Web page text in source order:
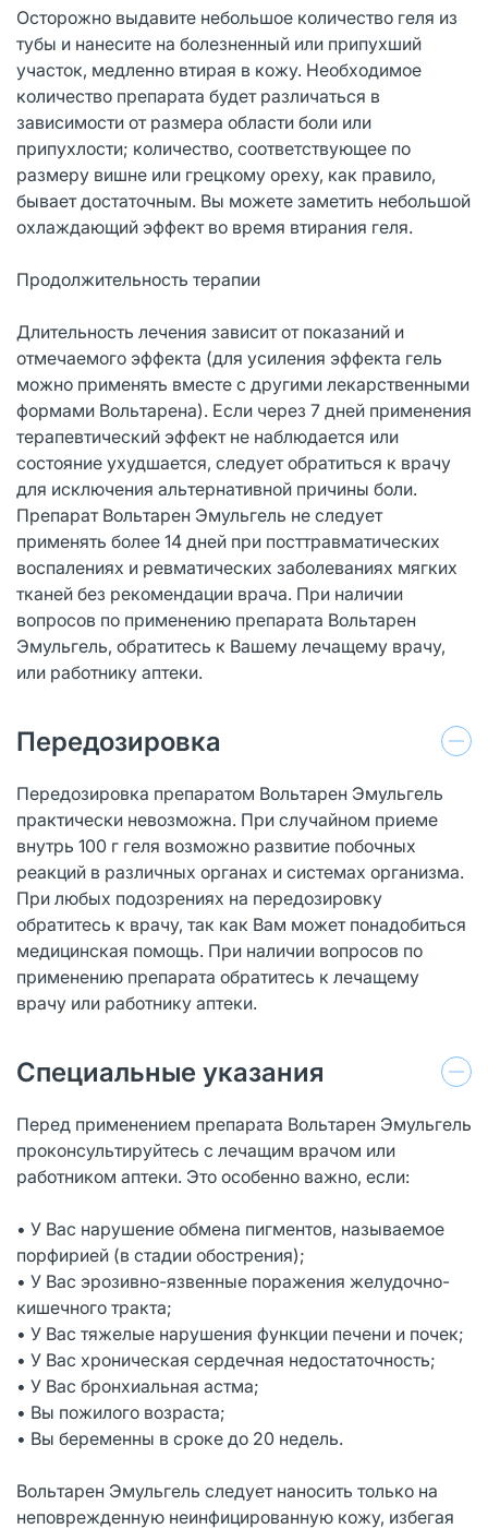
Осторожно выдавите небольшое количество геля из
тубы и нанесите на болезненный или припухший
участок, медленно втирая в кожу. Необходимое
количество препарата будет различаться в
зависимости от размера области боли или
припухлости; количество, соответствующее по
размеру вишне или грецкому ореху, как правило,
бывает достаточным. Вы можете заметить небольшой
охлаждающий эффект во время втирания геля.
Продолжительность терапии
Длительность лечения зависит от показаний и
отмечаемого эффекта (для усиления эффекта гель
можно применять вместе с другими лекарственными
формами Вольтарена). Если через 7 дней применения
терапевтический эффект не наблюдается или
состояние ухудшается, следует обратиться к врачу
для исключения альтернативной причины боли.
Препарат Вольтарен Эмульгель не следует
применять более 14 дней при посттравматических
воспалениях и ревматических заболеваниях мягких
тканей без рекомендации врача. При наличии
вопросов по применению препарата Вольтарен
Эмульгель, обратитесь к Вашему лечащему врачу,
или работнику аптеки.
Передозировка
Передозировка препаратом Вольтарен Эмульгель
практически невозможна. При случайном приеме
внутрь 100 г геля возможно развитие побочных
реакций в различных органах и системах организма.
При любых подозрениях на передозировку
обратитесь к врачу, так как Вам может понадобиться
медицинская помощь. При наличии вопросов по
применению препарата обратитесь к лечащему
врачу или работнику аптеки.
Специальные указания
Перед применением препарата Вольтарен Эмульгель
проконсультируйтесь с лечащим врачом или
работником аптеки. Это особенно важно, если:
• У Вас нарушение обмена пигментов, называемое
порфирией (в стадии обострения);
• У Вас эрозивно-язвенные поражения желудочно-
кишечного тракта;
• У Вас тяжелые нарушения функции печени и почек;
• У Вас хроническая сердечная недостаточность;
• У Вас бронхиальная астма;
• Вы пожилого возраста;
• Вы беременны в сроке до 20 недель.
Вольтарен Эмульгель следует наносить только на
неповрежденную неинфицированную кожу, избегая